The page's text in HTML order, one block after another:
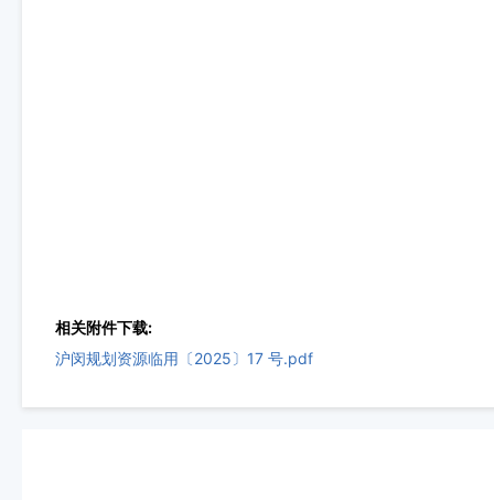
相关附件下载:
沪闵规划资源临用〔2025〕17 号.pdf